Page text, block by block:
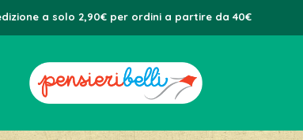
a solo 2,90€ per ordini a partire da 40€